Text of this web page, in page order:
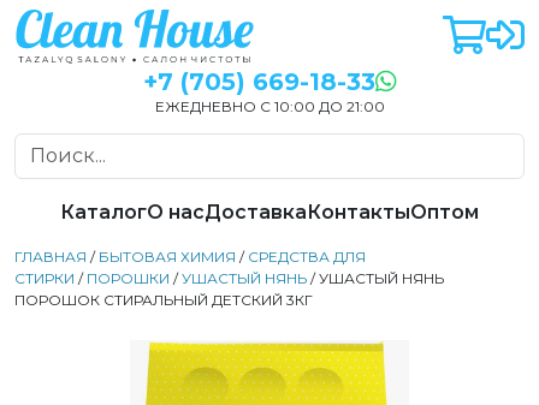
+7 (705) 669-18-33
ЕЖЕДНЕВНО С 10:00 ДО 21:00
КаталогО насДоставкаКонтактыОптом
ГЛАВНАЯ / БЫТОВАЯ ХИМИЯ / СРЕДСТВА ДЛЯ
СТИРКИ / ПОРОШКИ /УШАСТЫЙ НЯНЬ / УШАСТЫЙ НЯНЬ
ПОРОШОК СТИРАЛЬНЫЙ ДЕТСКИЙ 3КГ